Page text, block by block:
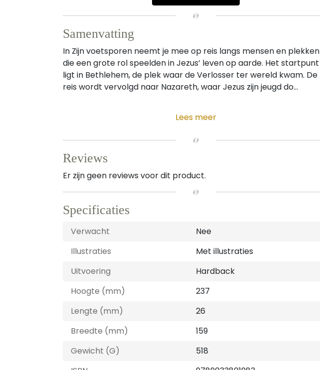
Samenvatting
In Zijn voetsporen neemt je mee op reis langs mensen en plekken
die een grote rol speelden in Jezus’ leven op aarde. Het startpunt
ligt in Bethlehem, de plek waar de Verlosser ter wereld kwam. De
reis wordt vervolgd naar Nazareth, waar Jezus zijn jeugd do...
Lees meer
Reviews
Er zijn geen reviews voor dit product.
Specificaties
Verwacht
Nee
Illustraties
Met illustraties
Uitvoering
Hardback
Hoogte (mm)
237
Lengte (mm)
26
Breedte (mm)
159
Gewicht (G)
518